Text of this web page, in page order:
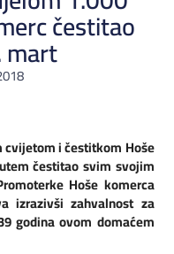
čestitao
mart
cvijetom i čestitkom Hoše
čestitao svim svojim
Hoše komerca
izrazivši zahvalnost za
godina ovom domaćem